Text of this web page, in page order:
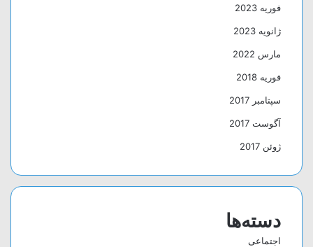
فوریه 2023
ژانویه 2023
مارس 2022
فوریه 2018
سپتامبر 2017
آگوست 2017
ژوئن 2017
دسته‌ها
اجتماعی